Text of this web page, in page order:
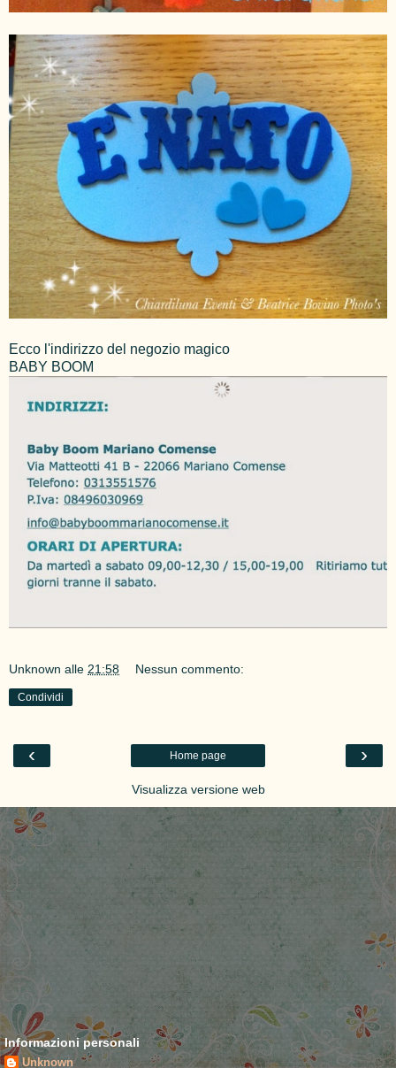
Ecco l'indirizzo del negozio magico
BABY BOOM
Unknown alle 21:58 Nessun commento:
Condividi
‹ ›
Home page
Visualizza versione web
Informazioni personali
Unknown